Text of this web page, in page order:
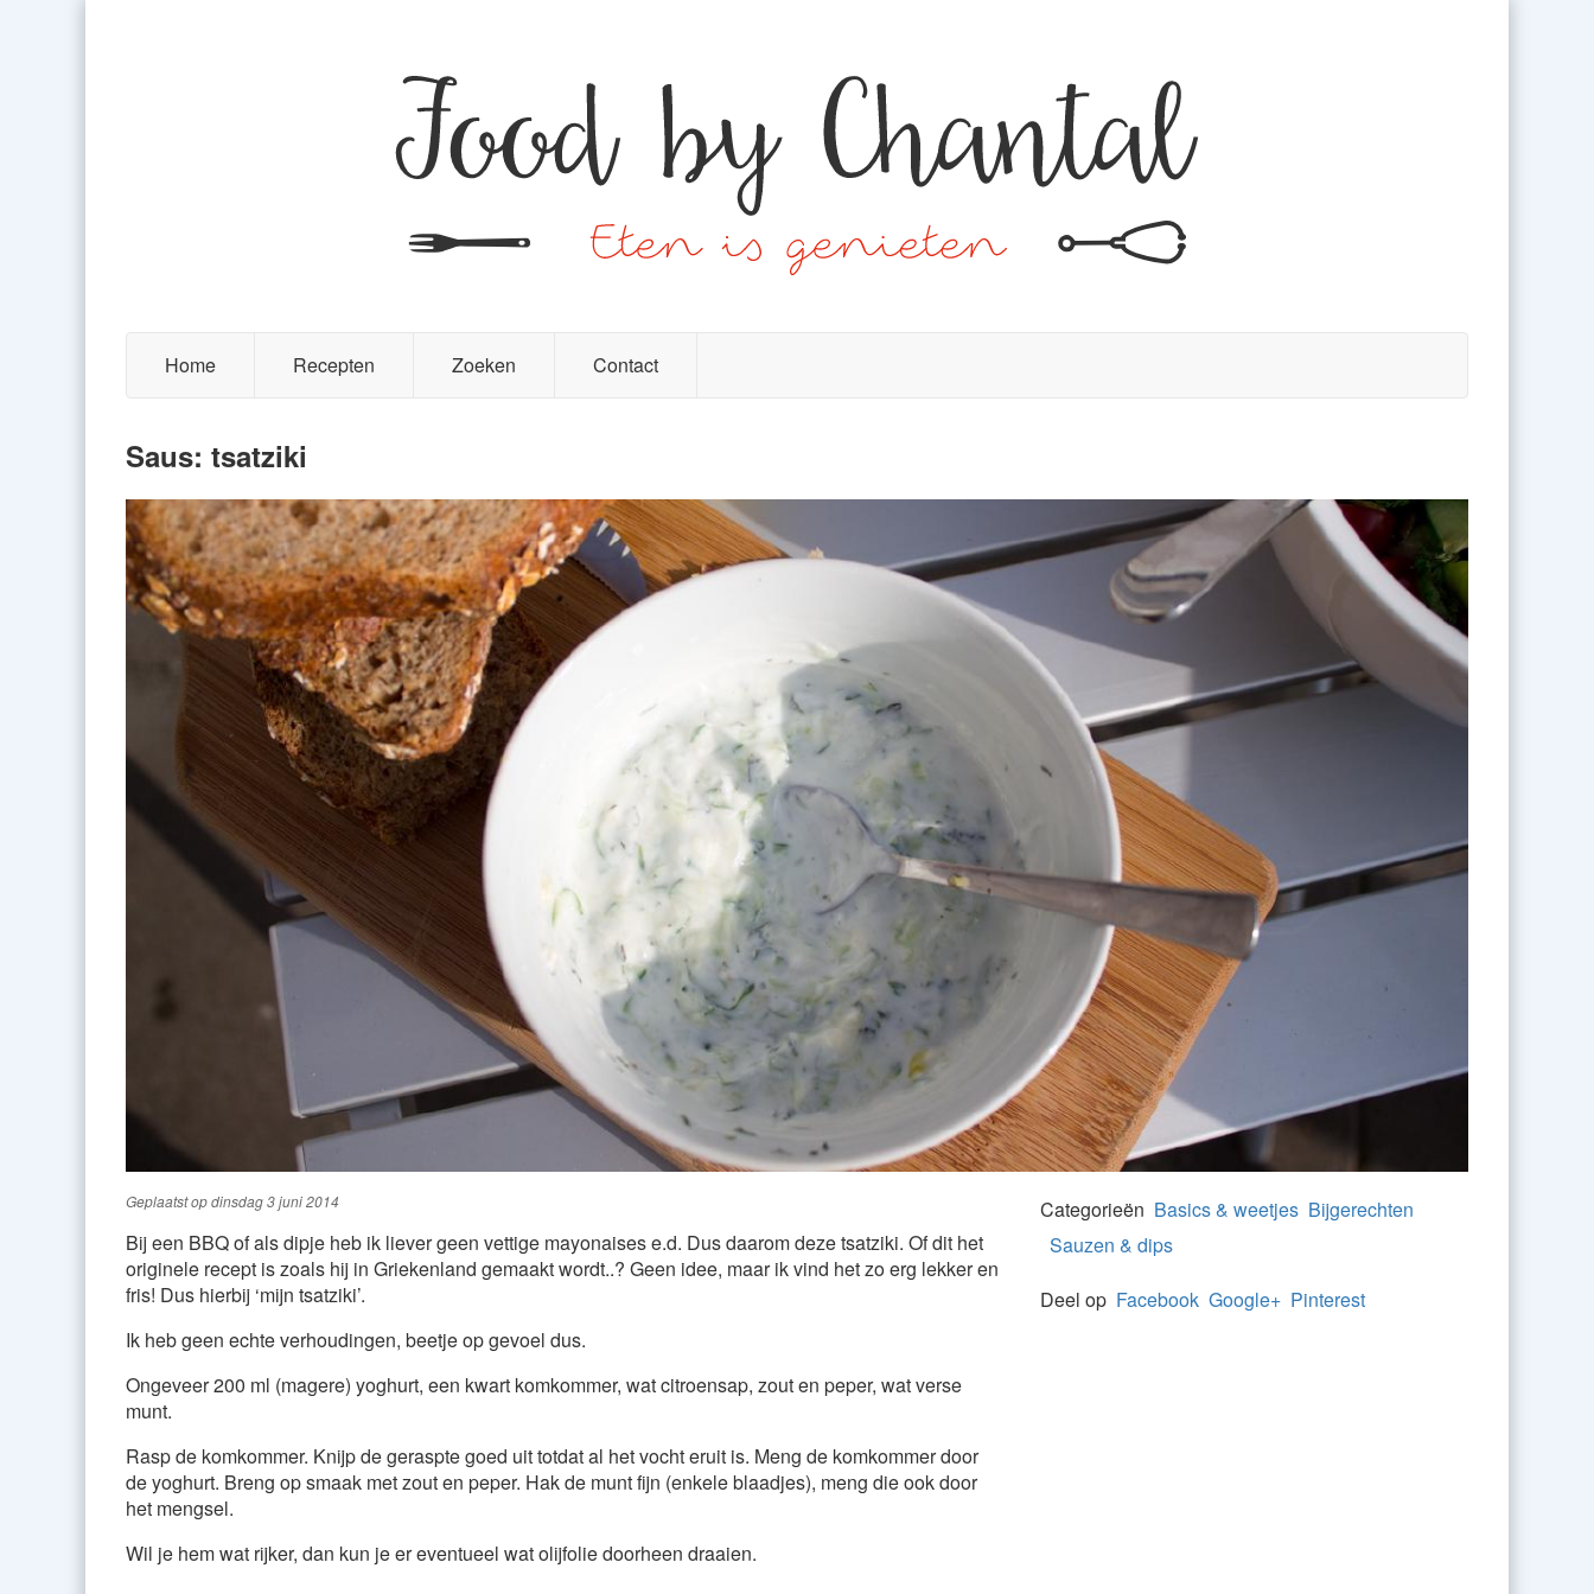
Home Recepten Zoeken Contact
Saus: tsatziki
Geplaatst opdinsdag 3 juni 2014
Bij een BBQ of als dipje heb ik liever geen vettige mayonaises e.d. Dus daarom deze tsatziki. Of dit het
originele recept is zoals hij in Griekenland gemaakt wordt..? Geen idee, maar ik vind het zo erg lekker en
fris! Dus hierbij ‘mijn tsatziki’.
Ik heb geen echte verhoudingen, beetje op gevoel dus.
Ongeveer 200 ml (magere) yoghurt, een kwart komkommer, wat citroensap, zout en peper, wat verse
munt.
Rasp de komkommer. Knijp de geraspte goed uit totdat al het vocht eruit is. Meng de komkommer door
de yoghurt. Breng op smaak met zout en peper. Hak de munt fijn (enkele blaadjes), meng die ook door
het mengsel.
Wil je hem wat rijker, dan kun je er eventueel wat olijfolie doorheen draaien.
Categorieën Basics & weetjes Bijgerechten
Sauzen & dips
Deel op Facebook Google+ Pinterest